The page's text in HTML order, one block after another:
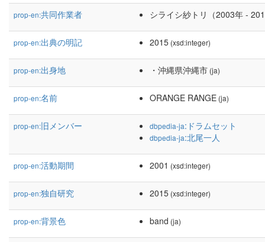
prop-en:共同作業者 シライシ紗トリ（2003年 -
prop-en:出典の明記 2015 (xsd:integer)
prop-en:出身地 ・沖縄県沖縄市 (ja)
prop-en:名前 ORANGE RANGE (ja)
prop-en:旧メンバー dbpedia-ja:ドラムセット
dbpedia-ja:北尾一人
prop-en:活動期間 2001 (xsd:integer)
prop-en:独自研究 2015 (xsd:integer)
prop-en:背景色 band (ja)